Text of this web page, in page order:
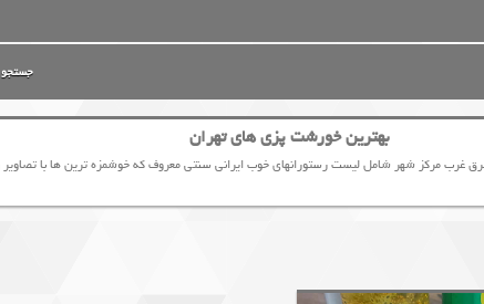
بهترین خورشت پزی های تهران
غرب مرکز شهر شامل لیست رستورانهای خوب ایرانی سنتی معروف که خوشمزه ترین ها با